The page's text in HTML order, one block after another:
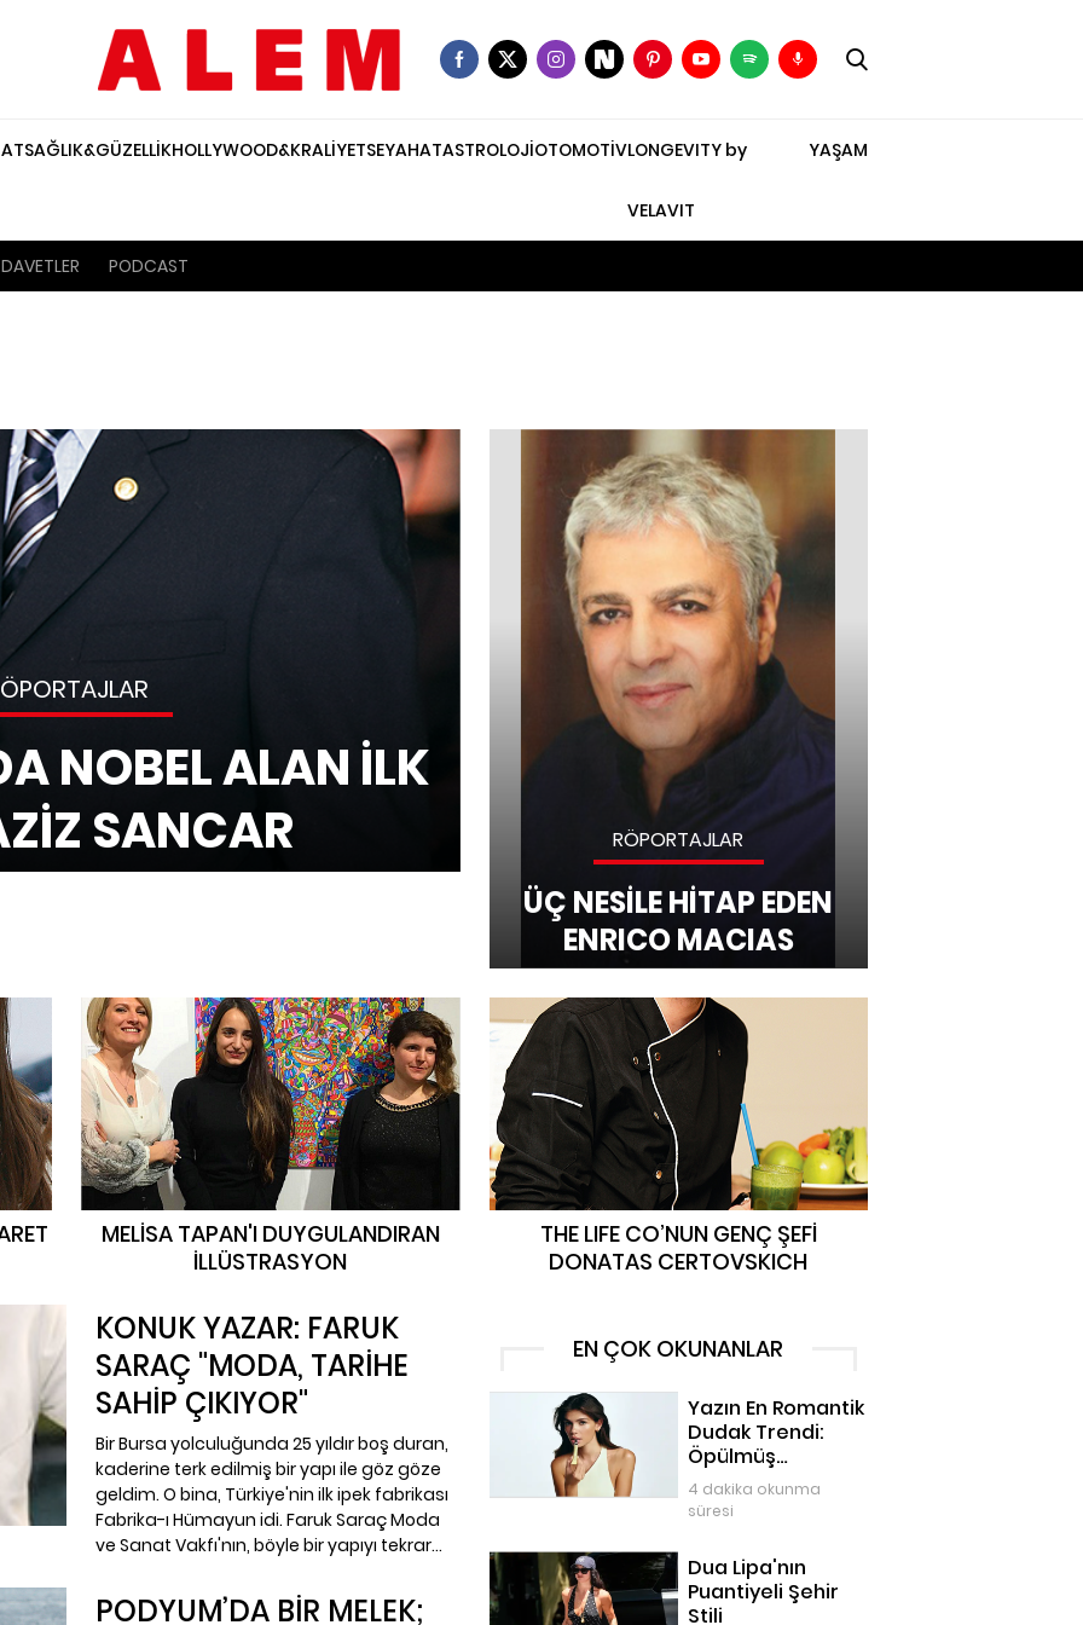
SAĞLIK&GÜZELLİKHOLLYWOOD&KRALİYETSEYAHATASTROLOJİOTOMOTİVLONGEVITY by
VELAVIT
YAŞAM
DAVETLER PODCAST
NOBEL ALAN İLK
SANCAR
RÖPORTAJLAR
ÜÇ NESİLE HİTAP EDEN
ENRICO MACIAS
MELİSA TAPAN'I DUYGULANDIRAN
İLLÜSTRASYON
THE LIFE CO’NUN GENÇ ŞEFİ
DONATAS CERTOVSKICH
KONUK YAZAR: FARUK
SARAÇ "MODA, TARİHE
SAHİP ÇIKIYOR"
Bir Bursa yolculuğunda 25 yıldır boş duran,
kaderine terk edilmiş bir yapı ile göz göze
geldim. O bina, Türkiye'nin ilk ipek fabrikası
Fabrika-ı Hümayun idi. Faruk Saraç Moda
ve Sanat Vakfı'nın, böyle bir yapıyı tekrar
restorasyonu üstlenmesi, binanın yeniden
PODYUM’DA BİR MELEK;
EN ÇOK OKUNANLAR
Yazın En Romantik
Dudak Trendi:
Öpülmüş
Dudaklar
4 dakika okunma
süresi
Dua Lipa'nın
Puantiyeli Şehir
Stili